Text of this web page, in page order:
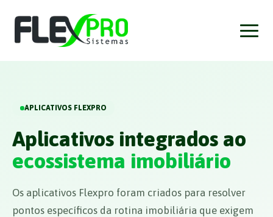
APLICATIVOS FLEXPRO
Aplicativos integrados ao
ecossistema imobiliário
Os aplicativos Flexpro foram criados para resolver
pontos específicos da rotina imobiliária que exigem